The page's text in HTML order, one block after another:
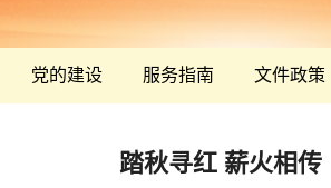
党的建设 服务指南 文件政策
踏秋寻红 薪火相传